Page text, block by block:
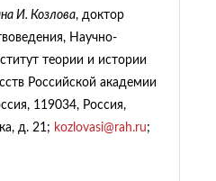
И. Козлова, доктор
Научно-
теории и истории
Российской академии
119034, Россия,
д. 21; kozlovasi@rah.ru;